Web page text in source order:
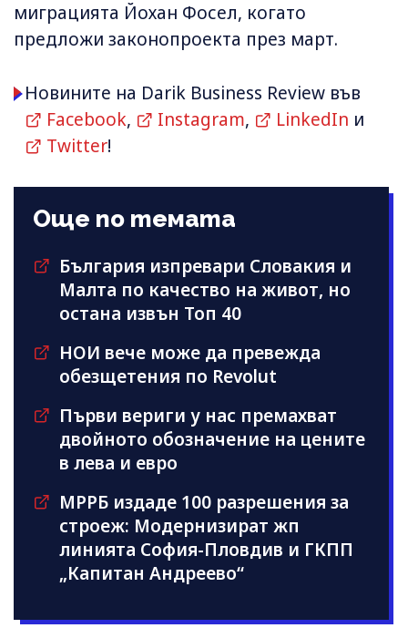
миграцията Йохан Фосел, когато
предложи законопроекта през март.
Новините на Darik Business Review във
Facebook, Instagram, LinkedIn и
Twitter!
Още по темата
България изпревари Словакия и
Малта по качество на живот, но
остана извън Топ 40
НОИ вече може да превежда
обезщетения по Revolut
Първи вериги у нас премахват
двойното обозначение на цените
в лева и евро
МРРБ издаде 100 разрешения за
строеж: Модернизират жп
линията София-Пловдив и ГКПП
„Капитан Андреево“